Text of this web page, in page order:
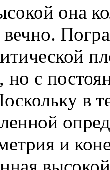
она
но с
в
и